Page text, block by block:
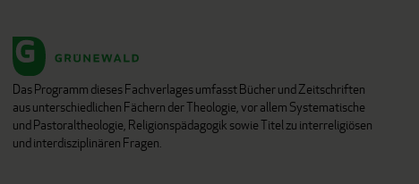
Das Programm dieses Fachverlages umfasst Bücher und Zeitschriften
aus unterschiedlichen Fächern der Theologie, vor allem Systematische
und Pastoraltheologie, Religionspädagogik sowie Titel zu interreligiösen
und interdisziplinären Fragen.